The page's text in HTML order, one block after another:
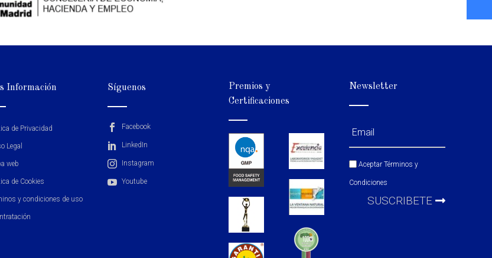
Información
de Privacidad
Legal
web
de Cookies
y condiciones de uso
Síguenos
Facebook
LinkedIn
Instagram
Youtube
Premios y
Certificaciones
Newsletter
Aceptar Términos y
Condiciones
SUSCRIBETE